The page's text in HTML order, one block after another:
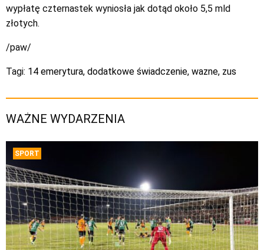
wypłatę czternastek wyniosła jak dotąd około 5,5 mld
złotych.
/paw/
Tagi: 14 emerytura, dodatkowe świadczenie, wazne, zus
WAŻNE WYDARZENIA
SPORT